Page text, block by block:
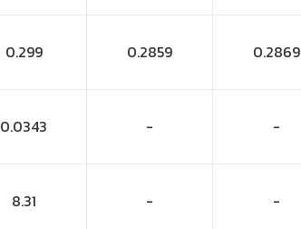
0.299 0.2859 0.2869
0.0343 - -
8.31 - -